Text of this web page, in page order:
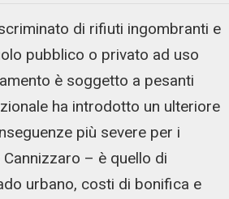
di rifiuti ingombranti e
pubblico o privato ad uso
è soggetto a pesanti
ha introdotto un ulteriore
più severe per i
– è quello di
urbano, costi di bonifica e